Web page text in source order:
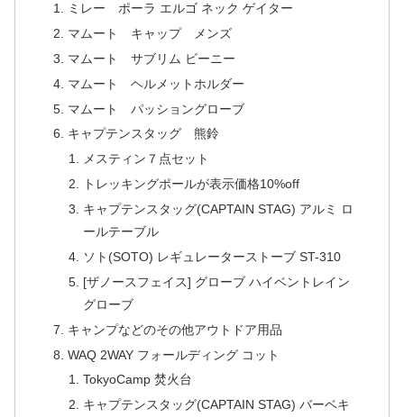
ミレー ポーラ エルゴ ネック ゲイター
マムート キャップ メンズ
マムート サブリム ビーニー
マムート ヘルメットホルダー
マムート パッショングローブ
キャプテンスタッグ 熊鈴
メスティン７点セット
トレッキングポールが表示価格10%off
キャプテンスタッグ(CAPTAIN STAG) アルミ ロ
ールテーブル
ソト(SOTO) レギュレーターストーブ ST-310
[ザノースフェイス] グローブ ハイベントレイン
グローブ
キャンプなどのその他アウトドア用品
WAQ 2WAY フォールディング コット
TokyoCamp 焚火台
キャプテンスタッグ(CAPTAIN STAG) バーベキ